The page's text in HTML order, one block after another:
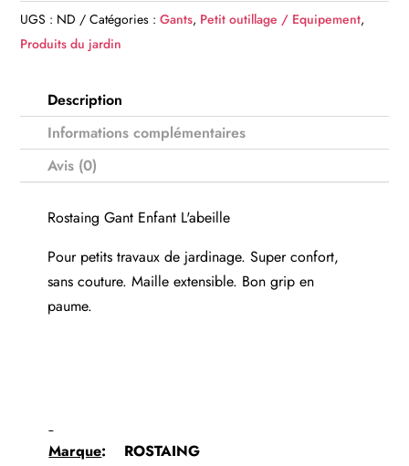
Gant
Enfant
UGS : ND Catégories :Gants, Petit outillage / Equipement,
Produits du jardin
Description
Informations complémentaires
Avis (0)
Rostaing Gant Enfant L'abeille
Pour petits travaux de jardinage.Super confort,
sans couture.Maille extensible. Bon grip en
paume.
Marque:
ROSTAING